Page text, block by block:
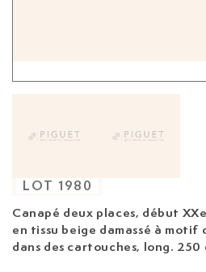
Canapé deux places, début
en tissu beige damassé à motif
dans des cartouches, long. 250
LOT 1980